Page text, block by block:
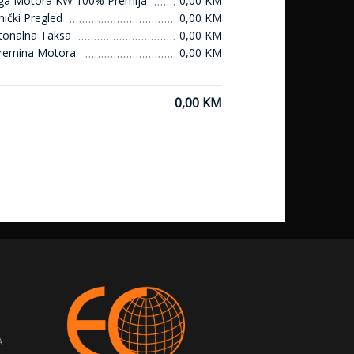
Pregled
0,00 KM
Taksa
0,00 KM
Motora:
0,00 KM
0,00 KM